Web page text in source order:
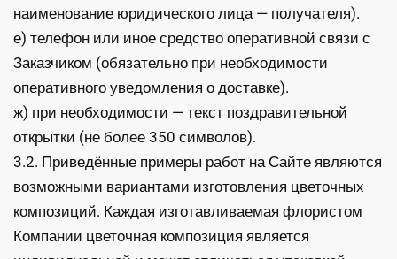
наименование юридического лица — получателя).
е) телефон или иное средство оперативной связи с
Заказчиком (обязательно при необходимости
оперативного уведомления о доставке).
ж) при необходимости — текст поздравительной
открытки (не более 350 символов).
3.2. Приведённые примеры работ на Сайте являются
возможными вариантами изготовления цветочных
композиций. Каждая изготавливаемая флористом
Компании цветочная композиция является